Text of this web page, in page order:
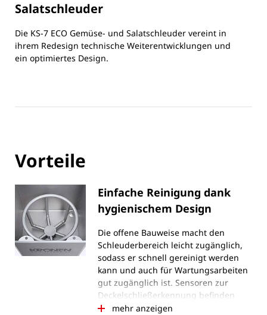
Salatschleuder
Die KS-7 ECO Gemüse- und Salatschleuder vereint in
ihrem Redesign technische Weiterentwicklungen und
ein optimiertes Design.
Vorteile
Einfache Reinigung dank
hygienischem Design
Die offene Bauweise macht den
Schleuderbereich leicht zugänglich,
sodass er schnell gereinigt werden
kann und auch für Wartungsarbeiten
gut zugänglich ist. Sensoren zur
Deckelschließerkennung befinden
sich im hinteren Mechanikgehäuse
mehr anzeigen